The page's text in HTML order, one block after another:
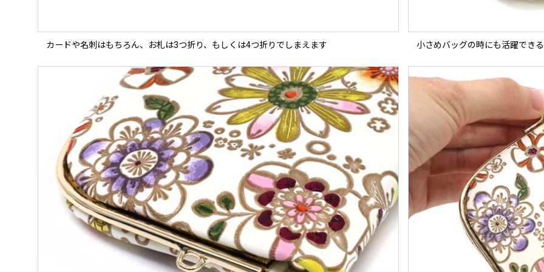
カードや名刺はもちろん、お札は3つ折り、もしくは4つ折りでしまえます 小さめバッグの時にも活躍でき